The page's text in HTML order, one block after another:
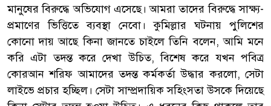
মানুষের বিরুদ্ধে অভিযোগ এসেছে। আমরা তাদের বিরুদ্ধে সাক্ষ্য-
প্রমাণের ভিত্তিতে ব্যবস্থা নেবো। কুমিল্লার ঘটনায় পুলিশের
কোনো দায় আছে কিনা জানতে চাইলে তিনি বলেন, আমি মনে
করি এটা তদন্ত করে দেখা উচিত, বিশেষ করে যখন পবিত্র
কোরআন শরিফ আমাদের তদন্ত কর্মকর্তা উদ্ধার করলো, সেটা
লাইভে প্রচার হচ্ছিল। সেটা সাম্প্রদায়িক সহিংসতা উসকে দিয়েছে